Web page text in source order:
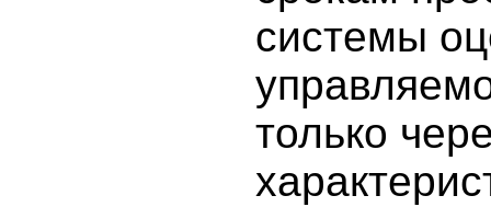
системы
только